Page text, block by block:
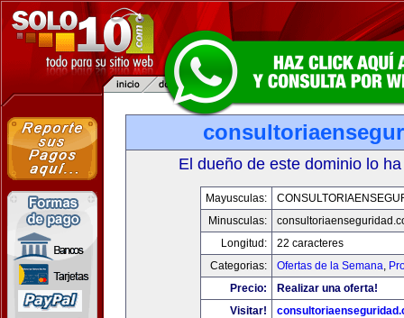
El dueño de este dominio lo
Mayusculas:
Minusculas:
Longitud:
22 caracteres
Categorias:
Ofertas de la Semana,
Precio:
Realizar una oferta!
Visitar!